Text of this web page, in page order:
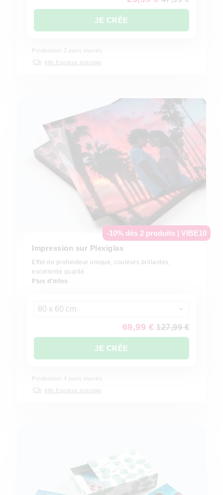
JE CRÉE
Production: 2 jours ouvrés
48h Express possible
-10% dès 2 produits | VIBE10
Impression sur Plexiglas
Effet de profondeur unique, couleurs brillantes,
excellente qualité.
Plus d'infos
80 x 60 cm
69,99 € 127,99 €
JE CRÉE
Production: 4 jours ouvrés
48h Express possible